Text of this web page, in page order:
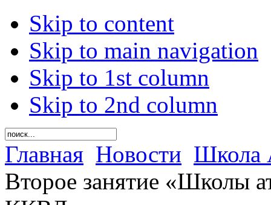
Skip to content
Skip to main navigation
Skip to 1st column
Skip to 2nd column
Главная Новости Школа
Второе занятие «Школы